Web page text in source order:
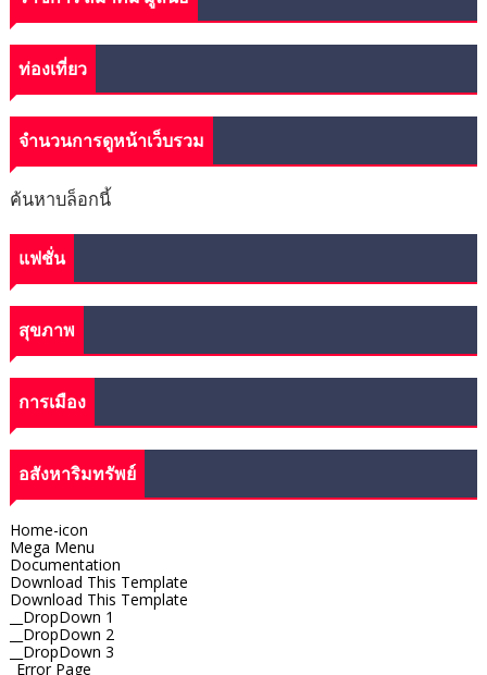
ท่องเที่ยว
จำนวนการดูหน้าเว็บรวม
ค้นหาบล็อกนี้
แฟชั่น
สุขภาพ
การเมือง
อสังหาริมทรัพย์
Home-icon
Mega Menu
Documentation
Download This Template
Download This Template
__DropDown 1
__DropDown 2
__DropDown 3
_Error Page